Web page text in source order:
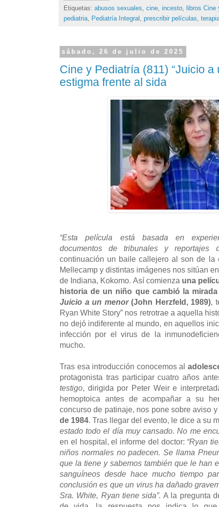
Etiquetas: abusos sexuales cine incesto libros Cine
pediatria Pediatría Integral prescribir películas
sábado, 26 de julio de 2025
Cine y Pediatría (811) “Juicio a
estigma frente al sida
“Esta película está basada en
documentos de tribunales y reportajes
continuación un baile callejero al son de la
Mellecamp y distintas imágenes nos sitúan
de Indiana, Kokomo. Así comienza una
historia de un niño que cambió la
Juicio a un menor(John Herzfeld, 1989),
Ryan White Story” nos retrotrae a aquella
no dejó indiferente al mundo, en aquellos
infección por el virus de la
mucho.
Tras esa introducción conocemos al
protagonista tras participar cuatro años
testigo, dirigida por Peter Weir e
hemoptoica antes de acompañar a su
concurso de patinaje, nos pone sobre aviso
de 1984. Tras llegar del evento, le dice a su
estado todo el día muy cansado. No me
en el hospital, el informe del doctor: “Ryan
niños normales no padecen. Se llama
que la tiene y sabemos también que le han
sanguíneos desde hace mucho tiempo
conclusión es que un virus ha dañado
Sra. White, Ryan tiene sida”. A la pregunta